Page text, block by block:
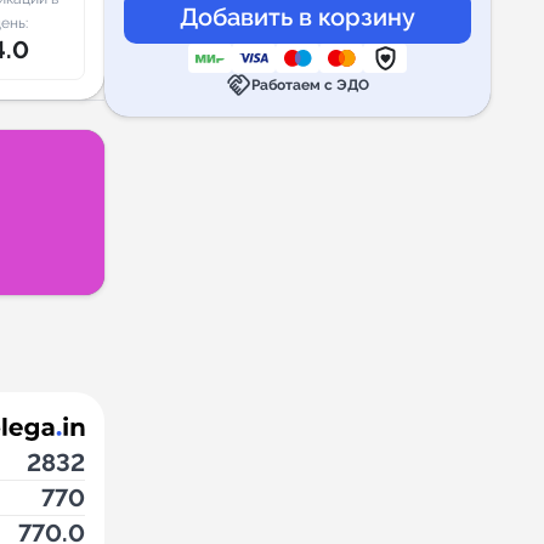
2832
770
770.0
handshakeРаботаем с ЭДО